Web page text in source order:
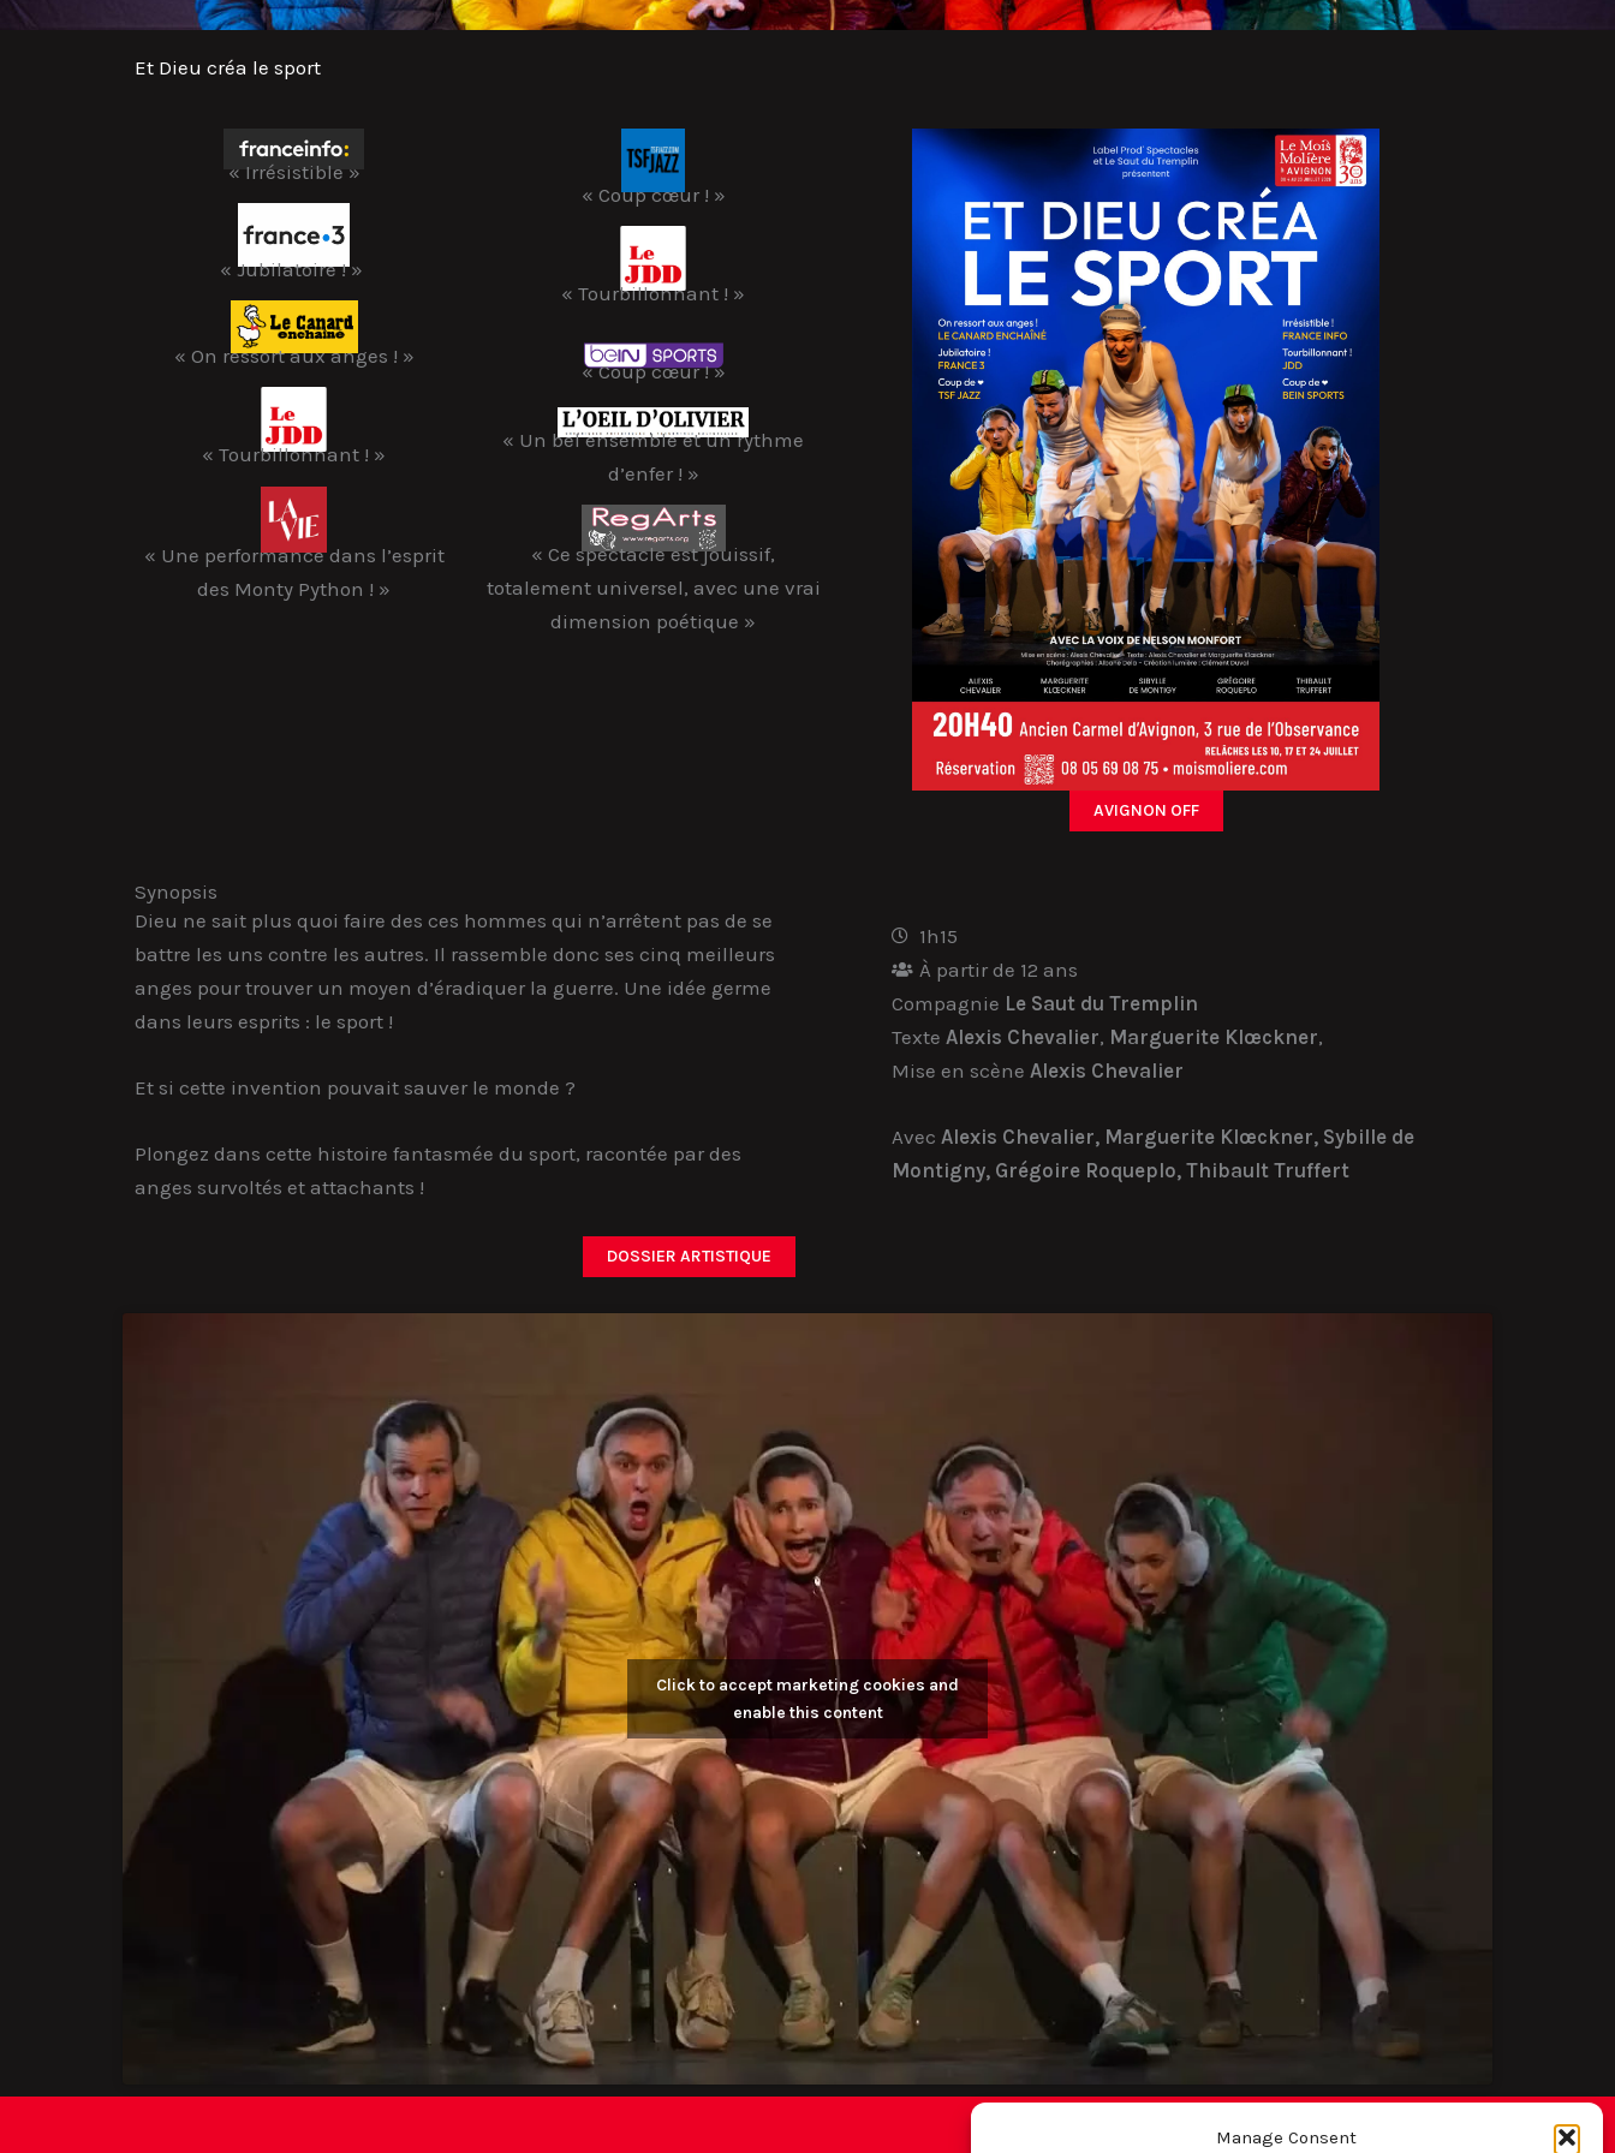
Manage Consent
Et Dieu créa le sport
« Irrésistible »
« Jubilatoire ! »
« On ressort aux anges ! »
« Tourbillonnant ! »
« Une performance dans l’esprit
des Monty Python ! »
« Coup cœur ! »
« Tourbillonnant ! »
« Coup cœur ! »
« Un bel ensemble et un rythme
d’enfer! »
« Ce spectacle est jouissif,
totalement universel, avec une vrai
dimension poétique »
AVIGNON OFF
Synopsis
Dieu ne sait plus quoi faire des ces hommes qui n’arrêtent pas de se
battre les uns contre les autres. Il rassemble donc ses cinq meilleurs
anges pour trouver un moyen d’éradiquer la guerre. Une idée germe
dans leurs esprits : le sport !
Et si cette invention pouvait sauver le monde ?
Plongez dans cette histoire fantasmée du sport, racontée par des
anges survoltés et attachants !
DOSSIER ARTISTIQUE
1h15
À partir de 12 ans
Compagnie Le Saut du Tremplin
Texte Alexis Chevalier, Marguerite Klœckner,
Mise en scène Alexis Chevalier
Avec Alexis Chevalier, Marguerite Klœckner, Sybille de
Montigny, Grégoire Roqueplo, Thibault Truffert
Click to accept marketing cookies and
enable this content